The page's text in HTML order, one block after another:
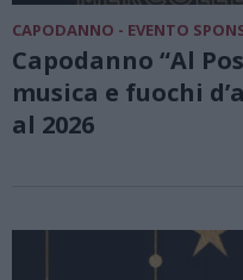
CAPODANNO - EVENTO
Capodanno “Al
musica e fuochi
al 2026